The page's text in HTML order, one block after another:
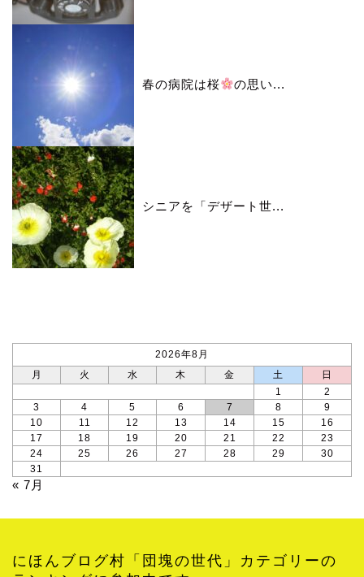
春の病院は桜 の思い...
シニアを「デザート世...
2026年8月
月
火 水 木 金 土
日
1
2
3
4 5 6 7 8
9
10
11 12 13 14 15
16
17
18 19 20 21 22
23
24
25 26 27 28 29
30
31
« 7月
にほんブログ村「団塊の世代」カテゴリーの